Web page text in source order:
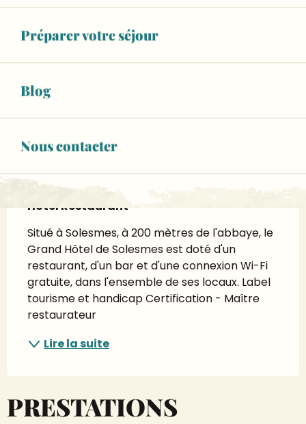
Préparer votre séjour
Blog
Nous contacter
WiFi
+ 3 autre(s) prestation(s)
Description
Hôtel Restaurant
Situé à Solesmes, à 200 mètres de l'abbaye, le
Grand Hôtel de Solesmes est doté d'un
restaurant, d'un bar et d'une connexion Wi-Fi
gratuite, dans l'ensemble de ses locaux. Label
tourisme et handicap Certification - Maître
restaurateur
Lire la suite
PRESTATIONS